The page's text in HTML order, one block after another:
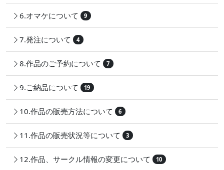
6.オマケについて 9
7.発注について 4
8.作品のご予約について 7
9.ご納品について 19
10.作品の販売方法について 6
11.作品の販売状況等について 3
12.作品、サークル情報の変更について 10